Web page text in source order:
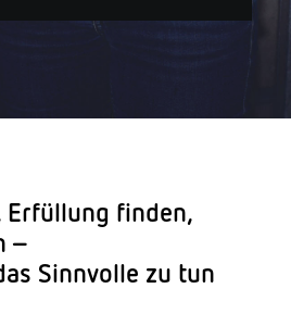
Erfüllung finden,
–
Sinnvolle zu tun